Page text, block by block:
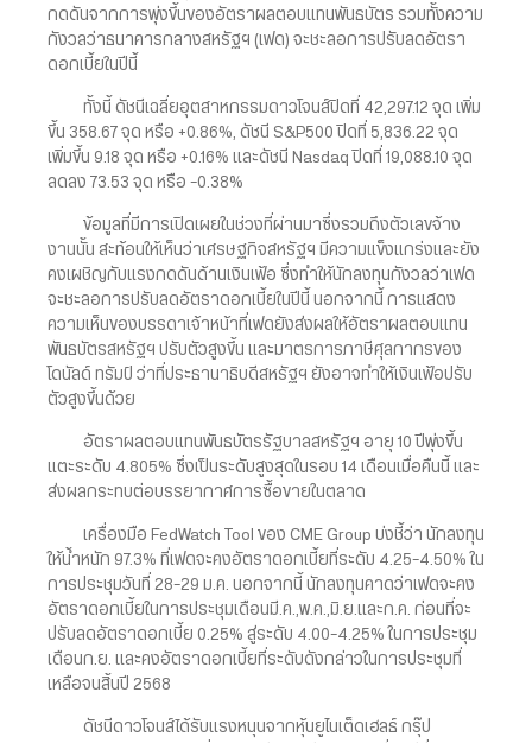
กดดันจากการพุ่งขึ้นของอัตราผลตอบแทนพันธบัตร รวมทั้งความ
กังวลว่าธนาคารกลางสหรัฐฯ (เฟด) จะชะลอการปรับลดอัตรา
ดอกเบี้ยในปีนี้
ทั้งนี้ ดัชนีเฉลี่ยอุตสาหกรรมดาวโจนส์ปิดที่ 42,297.12 จุด เพิ่ม
ขึ้น 358.67 จุด หรือ +0.86%, ดัชนี S&P500 ปิดที่ 5,836.22 จุด
เพิ่มขึ้น 9.18 จุด หรือ +0.16% และดัชนี Nasdaq ปิดที่ 19,088.10 จุด
ลดลง 73.53 จุด หรือ -0.38%
ข้อมูลที่มีการเปิดเผยในช่วงที่ผ่านมาซึ่งรวมถึงตัวเลขจ้าง
งานนั้น สะท้อนให้เห็นว่าเศรษฐกิจสหรัฐฯ มีความแข็งแกร่งและยัง
คงเผชิญกับแรงกดดันด้านเงินเฟ้อ ซึ่งทำให้นักลงทุนกังวลว่าเฟด
จะชะลอการปรับลดอัตราดอกเบี้ยในปีนี้ นอกจากนี้ การแสดง
ความเห็นของบรรดาเจ้าหน้าที่เฟดยังส่งผลให้อัตราผลตอบแทน
พันธบัตรสหรัฐฯ ปรับตัวสูงขึ้น และมาตรการภาษีศุลกากรของ
โดนัลด์ ทรัมป์ ว่าที่ประธานาธิบดีสหรัฐฯ ยังอาจทำให้เงินเฟ้อปรับ
ตัวสูงขึ้นด้วย
อัตราผลตอบแทนพันธบัตรรัฐบาลสหรัฐฯ อายุ 10 ปีพุ่งขึ้น
แตะระดับ 4.805% ซึ่งเป็นระดับสูงสุดในรอบ 14 เดือนเมื่อคืนนี้ และ
ส่งผลกระทบต่อบรรยากาศการซื้อขายในตลาด
เครื่องมือ FedWatch Tool ของ CME Group บ่งชี้ว่า นักลงทุน
ให้น้ำหนัก 97.3% ที่เฟดจะคงอัตราดอกเบี้ยที่ระดับ 4.25-4.50% ใน
การประชุมวันที่ 28-29 ม.ค. นอกจากนี้ นักลงทุนคาดว่าเฟดจะคง
อัตราดอกเบี้ยในการประชุมเดือนมี.ค.,พ.ค.,มิ.ย.และก.ค. ก่อนที่จะ
ปรับลดอัตราดอกเบี้ย 0.25% สู่ระดับ 4.00-4.25% ในการประชุม
เดือนก.ย. และคงอัตราดอกเบี้ยที่ระดับดังกล่าวในการประชุมที่
เหลือจนสิ้นปี 2568
ดัชนีดาวโจนส์ได้รับแรงหนุนจากหุ้นยูไนเต็ดเฮลธ์ กรุ๊ป